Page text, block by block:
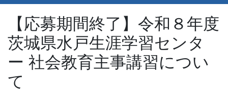
【応募期間終了】令和８年度
茨城県水戸生涯学習センタ
ー 社会教育主事講習につい
て